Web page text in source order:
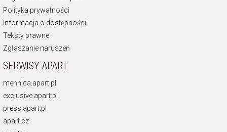
Polityka prywatności
Informacja o dostępności
Teksty prawne
Zgłaszanie naruszeń
SERWISY APART
mennica.apart.pl
exclusive.apart.pl
press.apart.pl
apart.cz